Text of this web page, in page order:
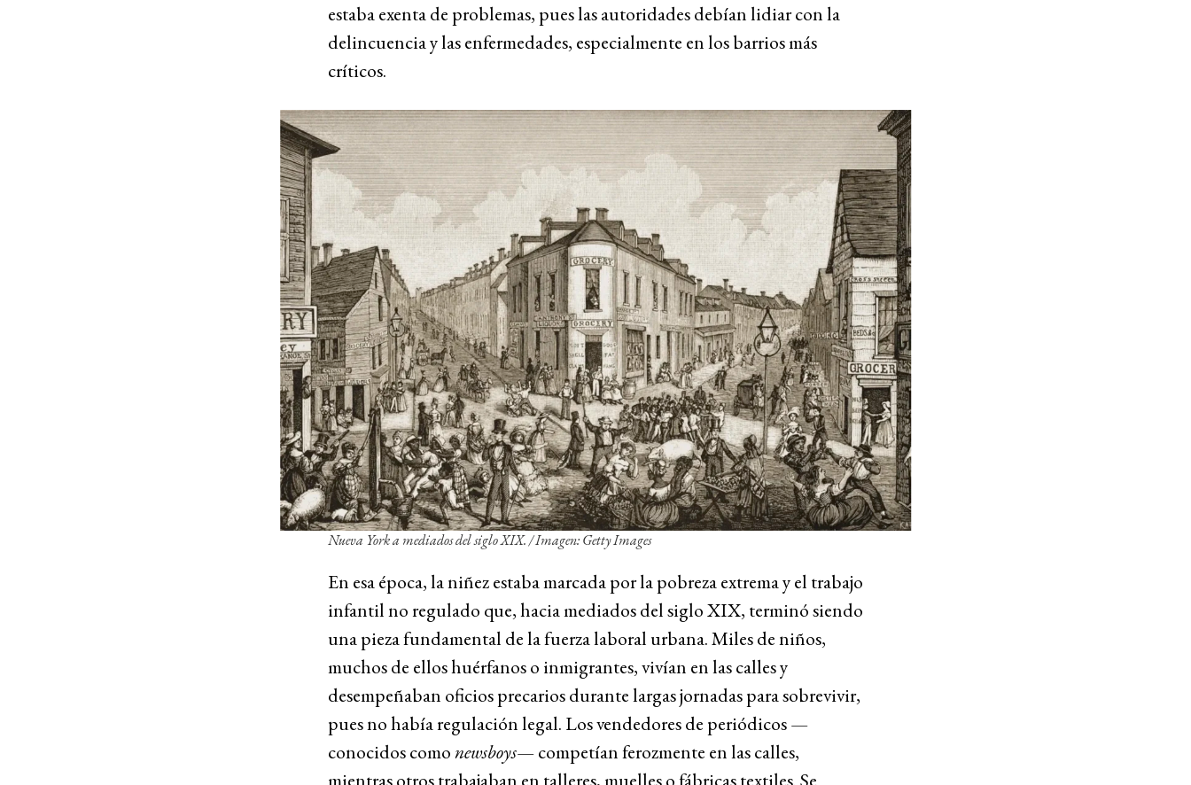
estaba exenta de problemas, pues las autoridades debían lidiar con la
delincuencia y las enfermedades, especialmente en los barrios más
críticos.
Nueva York a mediados del siglo XIX. / Imagen: Getty Images
En esa época, la niñez estaba marcada por la pobreza extrema y el trabajo
infantil no regulado que, hacia mediados del siglo XIX, terminó siendo
una pieza fundamental de la fuerza laboral urbana. Miles de niños,
muchos de ellos huérfanos o inmigrantes, vivían en las calles y
desempeñaban oficios precarios durante largas jornadas para sobrevivir,
pues no había regulación legal. Los vendedores de periódicos —
conocidos comonewsboys— competían ferozmente en las calles,
mientras otros trabajaban en talleres, muelles o fábricas textiles. Se